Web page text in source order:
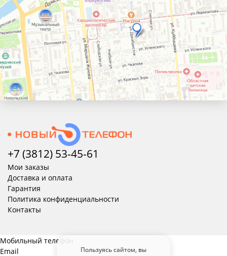
+7 (3812) 53-45-61
Мои заказы
Доставка и оплата
Гарантия
Политика конфиденциальности
Контакты
Пользуясь сайтом, вы
Мобильный телефон
Email